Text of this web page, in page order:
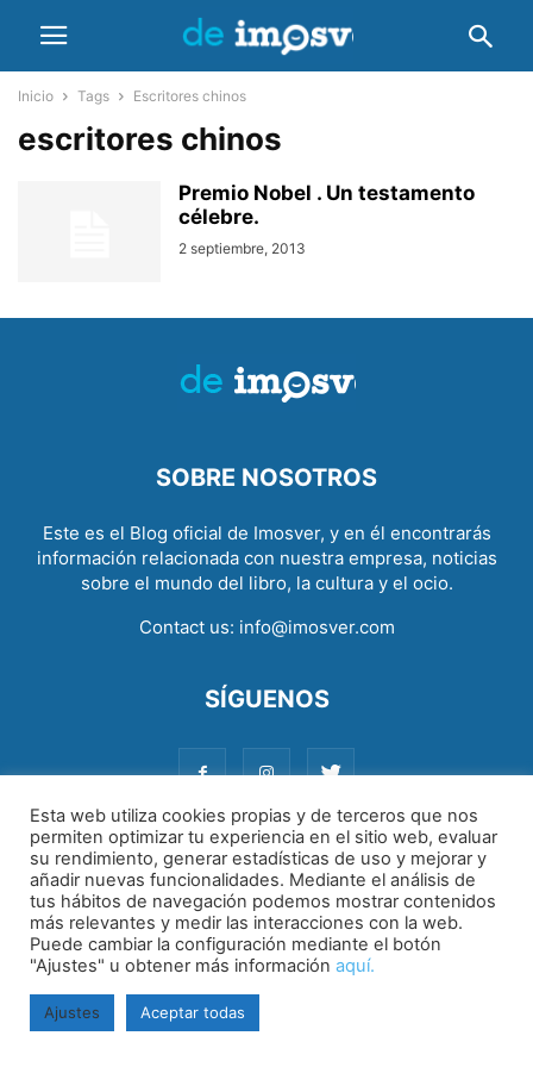
Inicio Tags Escritores chinos
escritores chinos
Premio Nobel . Un testamento
célebre.
2 septiembre, 2013
SOBRE NOSOTROS
Este es el Blog oficial de Imosver, y en él encontrarás
información relacionada con nuestra empresa, noticias
sobre el mundo del libro, la cultura y el ocio.
Contact us: info@imosver.com
SÍGUENOS
Aviso legal|Política de cookies|Política de privacidad
Esta web utiliza cookies propias y de terceros que nos
permiten optimizar tu experiencia en el sitio web, evaluar
su rendimiento, generar estadísticas de uso y mejorar y
añadir nuevas funcionalidades. Mediante el análisis de
tus hábitos de navegación podemos mostrar contenidos
más relevantes y medir las interacciones con la web.
Puede cambiar la configuración mediante el botón
"Ajustes" u obtener más información aquí.
Ajustes Aceptar todas